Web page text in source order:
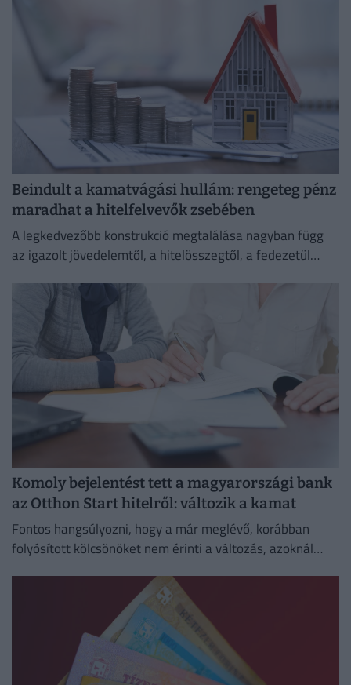
Beindult a kamatvágási hullám: rengeteg pénz
maradhat a hitelfelvevők zsebében
A legkedvezőbb konstrukció megtalálása nagyban függ
az igazolt jövedelemtől, a hitelösszegtől, a fedezetül
Komoly bejelentést tett a magyarországi bank
az Otthon Start hitelről: változik a kamat
Fontos hangsúlyozni, hogy a már meglévő, korábban
folyósított kölcsönöket nem érinti a változás, azoknál